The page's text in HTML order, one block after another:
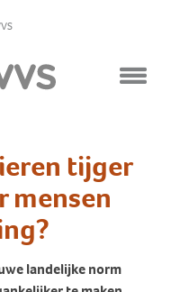
tijger
mensen
landelijke norm